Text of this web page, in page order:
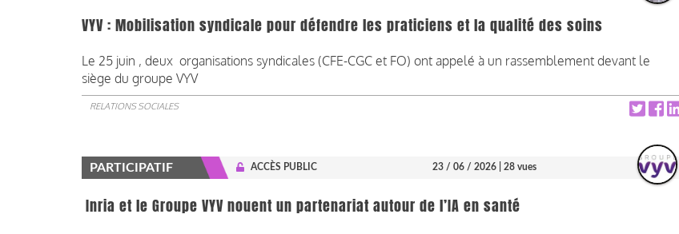
VYV : Mobilisation syndicale pour défendre les praticiens et la qualité des soins
Le 25 juin , deux organisations syndicales (CFE-CGC et FO) ont appelé à un rassemblement devant le
siège du groupe VYV
RELATIONS SOCIALES
PARTICIPATIF ACCÈS PUBLIC 23 / 06 / 2026 | 28 vues
Inria et le Groupe VYV nouent un partenariat autour de l’IA en santé